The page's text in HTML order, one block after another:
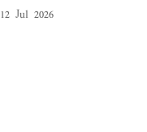
12 Jul 2026